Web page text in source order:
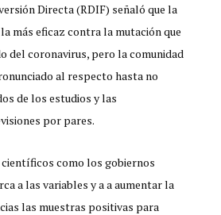
Directa (RDIF) señaló que la
más eficaz contra la mutación que
del coronavirus, pero la comunidad
al respecto hasta no
de los estudios y las
por pares.
como los gobiernos
a las variables y a a aumentar la
las muestras positivas para